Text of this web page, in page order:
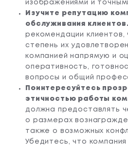
изображениями и
Изучите репутацию
обслуживания клиентов.
рекомендации клиентов,
степень их
компанией напрямую и
оперативность,
вопросы и общий
Поинтересуйтесь
этичностью работы
должна предоставлять
о размерах
также о возможных
Убедитесь, что